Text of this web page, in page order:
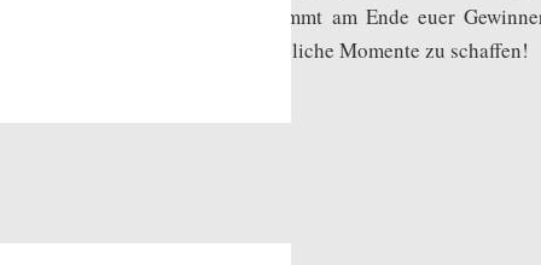
wann es euch passt. Bestimmt am Ende euer
zu gestalten und unvergessliche Momente zu schaffen!